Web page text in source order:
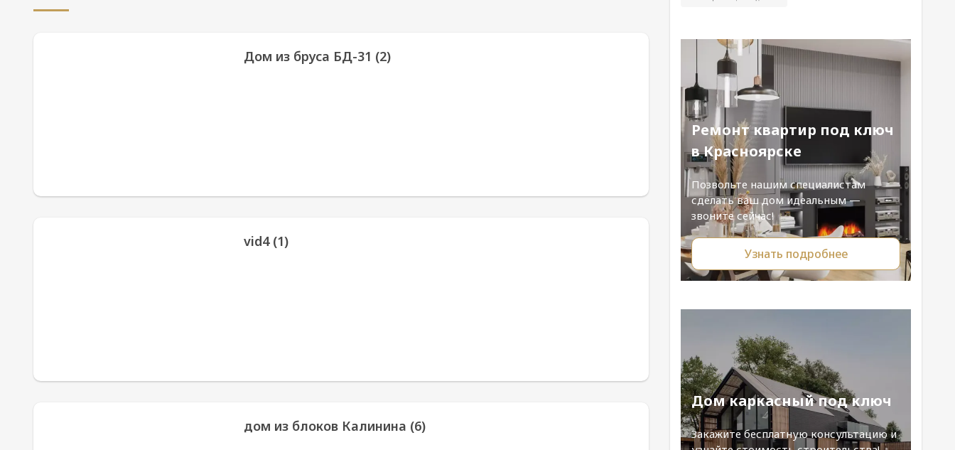
Дом из бруса БД-31 (2)
vid4 (1)
дом из блоков Калинина (6)
Ремонт квартир под ключ
в Красноярске
Позвольте нашим специалистам
сделать ваш дом идеальным —
звоните сейчас!
Узнать подробнее
Дом каркасный под ключ
Закажите бесплатную консультацию и